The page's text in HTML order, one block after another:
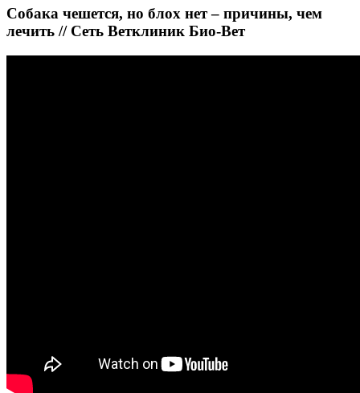
Собака чешется, но блох нет – причины, чем
лечить // Сеть Ветклиник Био-Вет